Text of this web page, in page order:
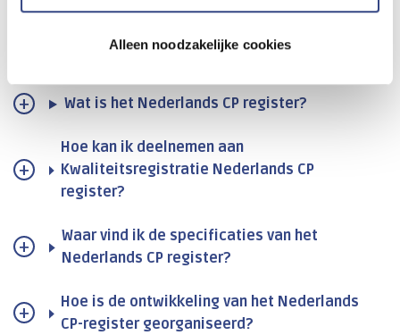
Alleen noodzakelijke cookies
Nederlands CP register
Wat is het Nederlands CP register?
Hoe kan ik deelnemen aan
Kwaliteitsregistratie Nederlands CP
register?
Waar vind ik de specificaties van het
Nederlands CP register?
Hoe is de ontwikkeling van het Nederlands
CP-register georganiseerd?